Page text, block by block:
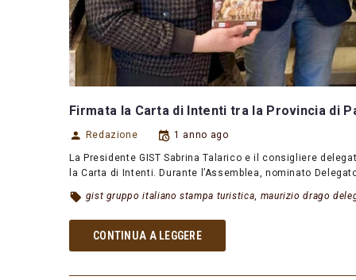
Firmata la Carta di Intenti tra la Provincia di
Redazione 1 anno ago
La Presidente GIST Sabrina Talarico e il consigliere
la Carta di Intenti. Durante l’Assemblea, nominato
gist gruppo italiano stampa turistica, maurizio drago
CONTINUA A LEGGERE